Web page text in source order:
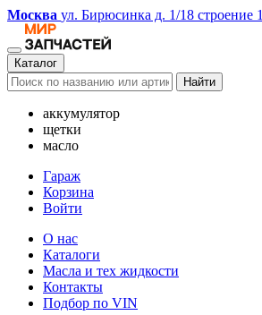
Москва ул. Бирюсинка д. 1/18 строение 1
Каталог
Найти
аккумулятор
щетки
масло
Гараж
Корзина
Войти
О нас
Каталоги
Масла и тех жидкости
Контакты
Подбор по VIN